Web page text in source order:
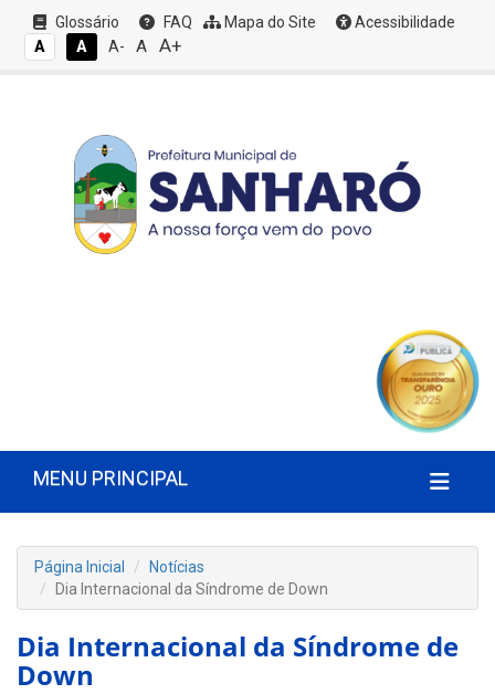
Glossário FAQ Mapa do Site
Acessibilidade
A
A A- A A+
MENU PRINCIPAL
Página Inicial
Notícias
Dia Internacional da Síndrome de Down
Dia Internacional da Síndrome de
Down